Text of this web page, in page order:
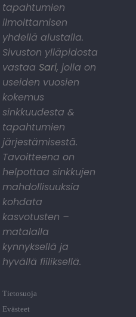
tapahtumien
ilmoittamisen
yhdellä alustalla.
Sivuston ylläpidosta
vastaa Sari, jolla on
useiden vuosien
kokemus
sinkkuudesta &
tapahtumien
järjestämisestä.
Tavoitteena on
helpottaa sinkkujen
mahdollisuuksia
kohdata
kasvotusten –
matalalla
kynnyksellä ja
hyvällä fiiliksellä.
Tietosuoja
Evästeet